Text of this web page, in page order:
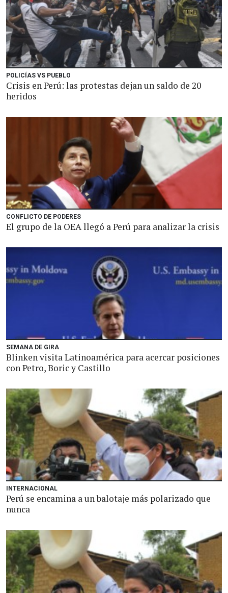
POLICÍAS VS PUEBLO
Crisis en Perú: las protestas dejan un saldo de 20
heridos
CONFLICTO DE PODERES
El grupo de la OEA llegó a Perú para analizar la crisis
SEMANA DE GIRA
Blinken visita Latinoamérica para acercar posiciones
con Petro, Boric y Castillo
INTERNACIONAL
Perú se encamina a un balotaje más polarizado que
nunca